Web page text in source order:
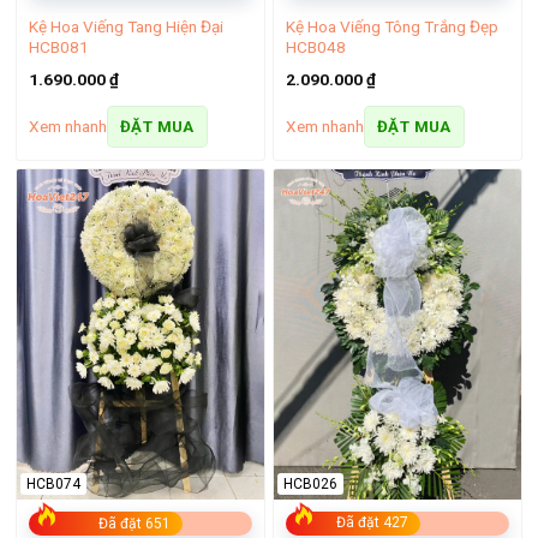
Hoa chúc mừng quận 3
Mỗi bó hoa, giỏ hoa chúc mừng quận 3 không chỉ là một món
quà mà còn là cách để bạn gửi đi những lời chúc chân thành,
yêu thương nhất, khiến người nhận cảm nhận được sự quan
tâm sâu sắc từ trái tim bạn.
Kệ Hoa Viếng Tang Hiện Đại
HCB081
1.690.000₫
Xem nhanh ĐẶT MUA
Kệ Hoa Viếng Tông Trắng Đẹp
HCB048
2.090.000₫
Xem nhanh ĐẶT MUA
Đã đặt 651
HCB074
Đã đặt 427
HCB026